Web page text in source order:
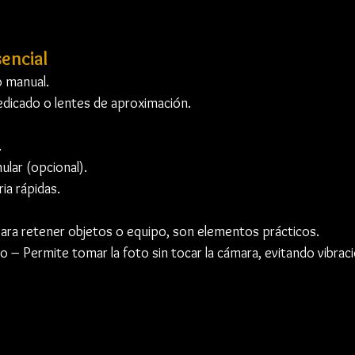
o lentes de aproximación.
(opcional).
rápidas.
retener objetos o equipo, son elementos prácticos.
– Permite tomar la foto sin tocar la cámara, evitando